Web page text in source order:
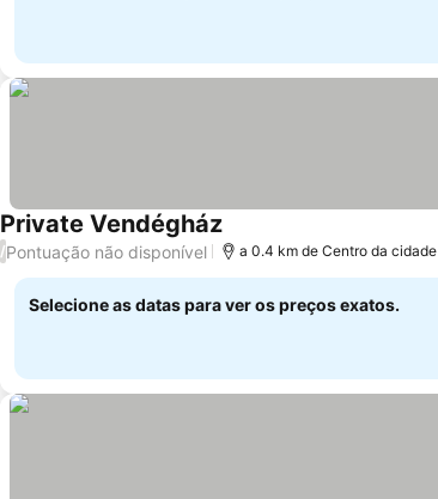
Private Vendégház
/Pontuação não disponível a 0.4 km de Centro da cidade
Selecione as datas para ver os preços exatos.